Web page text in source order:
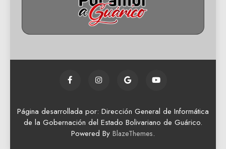
Página desarrollada por: Dirección General de Informática
de la Gobernación del Estado Bolivariano de Guárico.
Powered By BlazeThemes.